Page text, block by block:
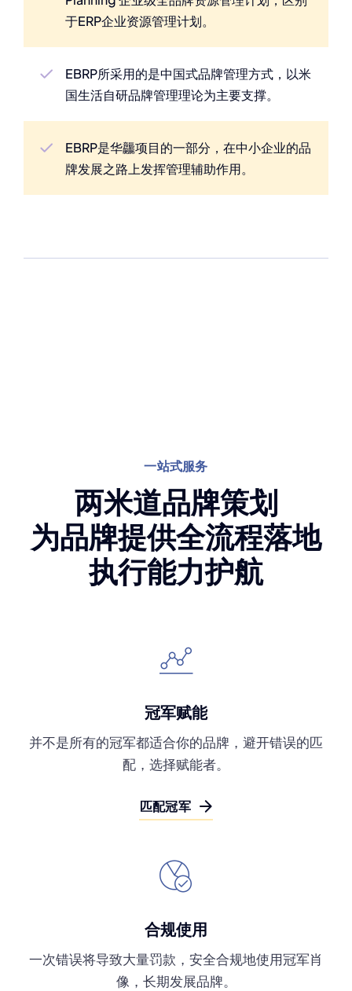
于ERP企业资源管理计划。
EBRP所采用的是中国式品牌管理方式，以米
国生活自研品牌管理理论为主要支撑。
EBRP是华龘项目的一部分，在中小企业的品
牌发展之路上发挥管理辅助作用。
一站式服务
两米道品牌策划
为品牌提供全流程落地
执行能力护航
冠军赋能
并不是所有的冠军都适合你的品牌，避开错误的匹
配，选择赋能者。
匹配冠军
合规使用
一次错误将导致大量罚款，安全合规地使用冠军肖
像，长期发展品牌。